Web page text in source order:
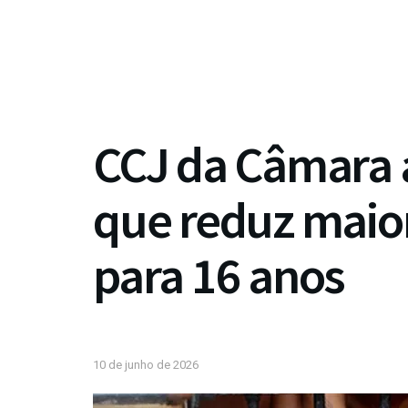
CCJ da
que reduz
para 16 anos
10 de junho de 2026